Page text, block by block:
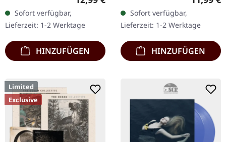
Digipak mit 16-seitigem
Booklet "Scorched Earth"
von Harakiri For…
Sofort verfügbar,
Lieferzeit: 1-2 Werktage
HINZUFÜGEN
Records. CD im Jewelcase.
Die belgischen Post-
Metal-Titanen Amenra…
Sofort verfügbar,
Lieferzeit: 1-2 Werktage
HINZUFÜGEN
Limited
Exclusive